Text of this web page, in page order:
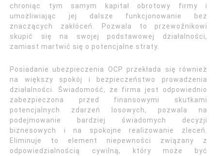
chroniąc tym samym kapitał obrotowy firmy i
umożliwiając jej dalsze funkcjonowanie bez
znaczących zakłóceń. Pozwala to przewoźnikowi
skupić się na swojej podstawowej działalności,
zamiast martwić się o potencjalne straty.
Posiadanie ubezpieczenia OCP przekłada się również
na większy spokój i bezpieczeństwo prowadzenia
działalności. Świadomość, że firma jest odpowiednio
zabezpieczona przed finansowymi skutkami
potencjalnych zdarzeń losowych, pozwala na
podejmowanie bardziej świadomych decyzji
biznesowych i na spokojne realizowanie zleceń.
Eliminuje to element niepewności związany z
odpowiedzialnością cywilną, który może być